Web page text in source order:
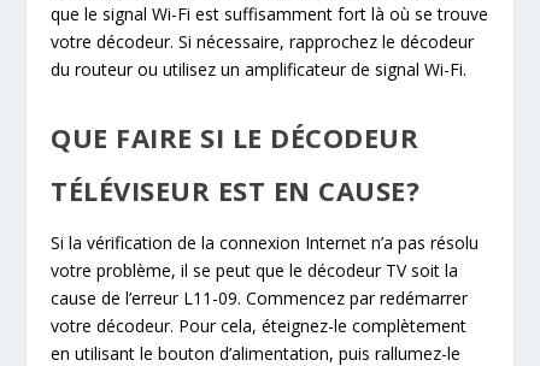
que le signal Wi-Fi est suffisamment fort là où se trouve
votre décodeur. Si nécessaire, rapprochez le décodeur
du routeur ou utilisez un amplificateur de signal Wi-Fi.
QUE FAIRE SI LE DÉCODEUR
TÉLÉVISEUR EST EN CAUSE?
Si la vérification de la connexion Internet n’a pas résolu
votre problème, il se peut que le décodeur TV soit la
cause de l’erreur L11-09. Commencez par redémarrer
votre décodeur. Pour cela, éteignez-le complètement
en utilisant le bouton d’alimentation, puis rallumez-le